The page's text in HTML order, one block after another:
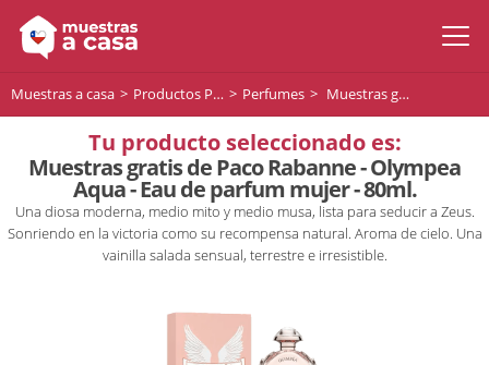
Muestras a casa Productos Premium Perfumes Muestras gratis de Paco Rabanne - Olympea Aqua - Eau de parfum mujer - 80ml.
Tu producto seleccionado es:
Muestras gratis de Paco Rabanne - Olympea
Aqua - Eau de parfum mujer - 80ml.
Una diosa moderna, medio mito y medio musa, lista para seducir a Zeus.
Sonriendo en la victoria como su recompensa natural. Aroma de cielo. Una
vainilla salada sensual, terrestre e irresistible.